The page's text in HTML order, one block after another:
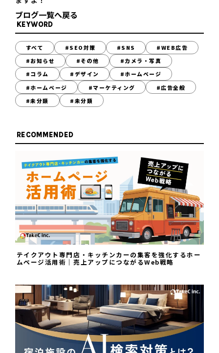
ブログ一覧へ戻る
KEYWORD
すべて #SEO対策 #SNS
#WEB広告
#お知らせ
#その他
#カメラ・写真
#コラム
#デザイン
#ホームページ
#ホームページ
#マーケティング
#広告全般
#未分類
#未分類
RECOMMENDED
テイクアウト専門店・キッチンカーの集客を強化するホー
ムページ活用術｜売上アップにつながるWeb戦略